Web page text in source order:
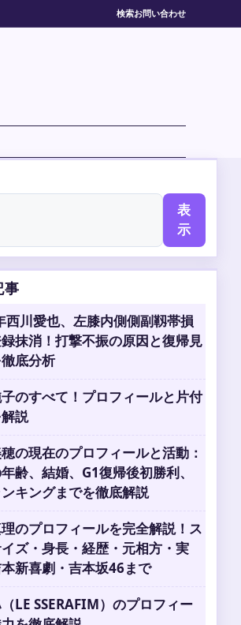
検索お問い合わせ
表
示
事
西川愛也、左膝内側側副靱帯損
抹消！打撃不振の原因と復帰見
底分析
のすべて！プロフィールと片付
説
の現在のプロフィールと活動：
齢、結婚、G1復帰後初勝利、
キングまでを徹底解説
のプロフィールを完全解説！ス
イズ・身長・経歴・元相方・実
新喜劇・吉本坂46まで
LE SSERAFIM）のプロフィー